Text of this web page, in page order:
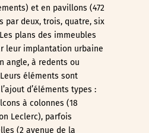
et en pavillons (472
par deux, trois, quatre, six
plans des immeubles
leur implantation urbaine
angle, à redents ou
éléments sont
d’éléments types :
à colonnes (18
Leclerc), parfois
(2 avenue de la